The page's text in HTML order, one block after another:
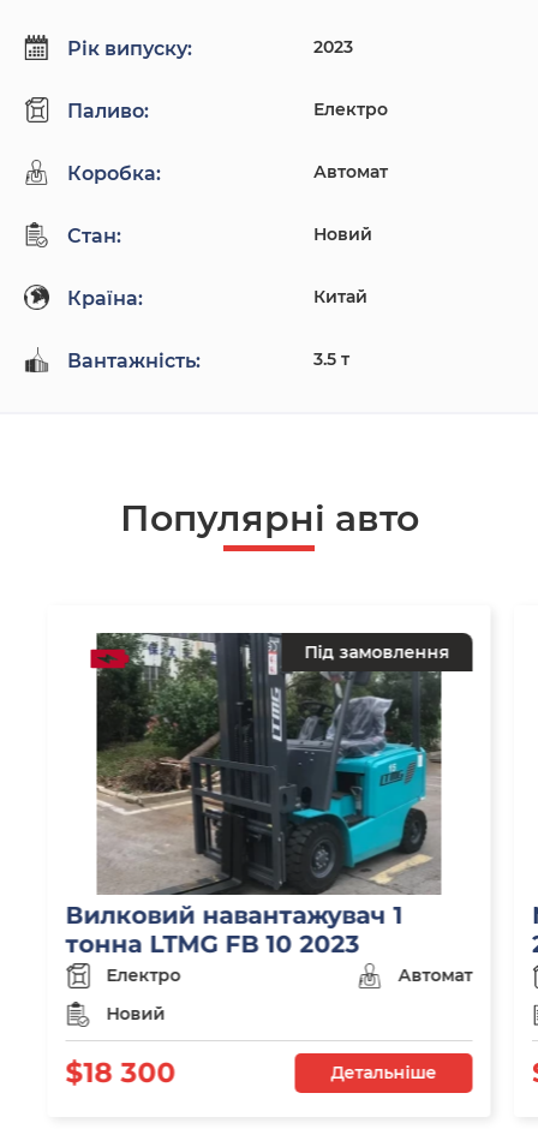
Рік випуску: 2023
Паливо: Електро
Коробка: Автомат
Стан: Новий
Країна: Китай
Вантажність: 3.5 т
Популярнi авто
Під замовлення
Вилковий навантажувач 1
тонна LTMG FB 10 2023
Електро
Автомат
Новий
$18 300 Детальніше